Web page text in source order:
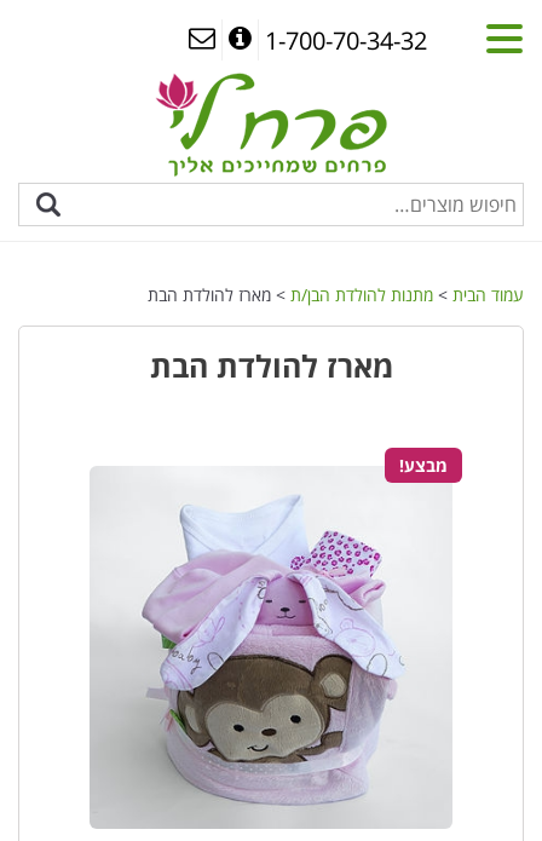
1-700-70-34-32
עמוד הבית > מתנות להולדת הבן/ת > מארז להולדת הבת
מארז להולדת הבת
מבצע!